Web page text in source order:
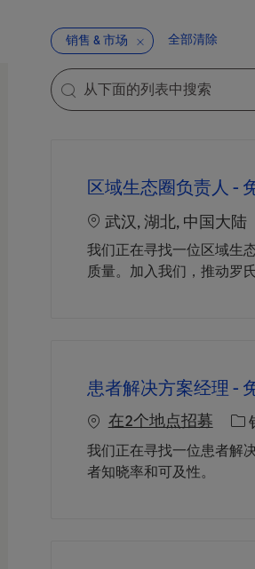
销售 & 市场 全部清除
the results are updated
Search from below list
区域生态圈负责人 -
Location
武汉, 湖北, 中国大陆
我们正在寻找一位区域生
质量。加入我们，推动罗
患者解决方案经理 -
在2个地点招募 职
我们正在寻找一位患者解
者知晓率和可及性。